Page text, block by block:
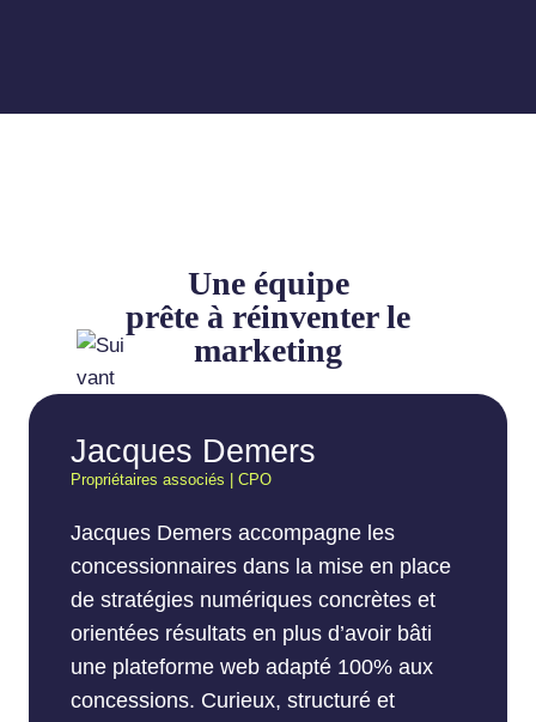
Une équipe
prête à réinventer le
marketing
Jacques Demers
Propriétaires associés | CPO
Jacques Demers accompagne les
concessionnaires dans la mise en place
de stratégies numériques concrètes et
orientées résultats en plus d’avoir bâti
une plateforme web adapté 100% aux
concessions. Curieux, structuré et